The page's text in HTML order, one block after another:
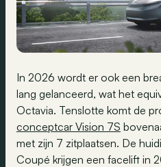
In 2026 wordt er ook een
lang gelanceerd, wat het
Octavia. Tenslotte komt de
conceptcar Vision 7S
met zijn 7 zitplaatsen. De
Coupé krijgen een facelift in